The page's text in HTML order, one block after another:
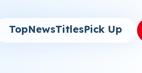
TopNewsTitlesPick Up